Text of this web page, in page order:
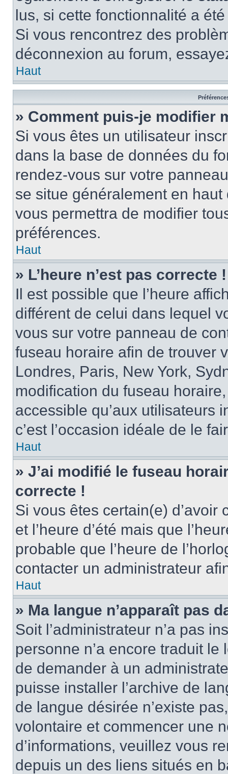
lus, si cette fonctionnalité a
Si vous rencontrez des
déconnexion au forum,
Haut
» Comment puis-je modifier
Si vous êtes un utilisateur
dans la base de données du
rendez-vous sur votre
se situe généralement en
vous permettra de modifier
préférences.
Haut
» L’heure n’est pas correcte !
Il est possible que l’heure
différent de celui dans lequel
vous sur votre panneau de
fuseau horaire afin de trouver
Londres, Paris, New York,
modification du fuseau
accessible qu’aux utilisateurs
c’est l’occasion idéale de le
Haut
» J’ai modifié le fuseau
correcte !
Si vous êtes certain(e)
et l’heure d’été mais que
probable que l’heure de
contacter un administrateur
Haut
» Ma langue n’apparaît pas
Soit l’administrateur n’a pas
personne n’a encore traduit
de demander à un
puisse installer l’archive de
de langue désirée n’existe
volontaire et commencer une
d’informations, veuillez vous
depuis un des liens situés en